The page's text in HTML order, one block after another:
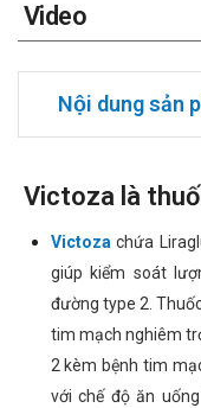
Video
Nội dung sản
Victoza là
Victozachứa
giúp kiểm soát
đường type 2.
tim mạch nghiêm
2 kèm bệnh tim
với chế độ ăn